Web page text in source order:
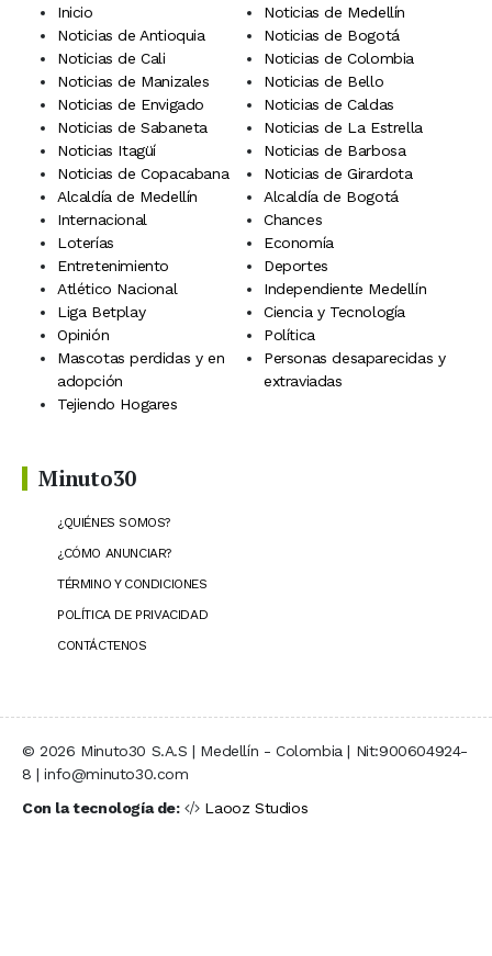
Inicio
Noticias de Medellín
Noticias de Antioquia
Noticias de Bogotá
Noticias de Cali
Noticias de Colombia
Noticias de Manizales
Noticias de Bello
Noticias de Envigado
Noticias de Caldas
Noticias de Sabaneta
Noticias de La Estrella
Noticias Itagüí
Noticias de Barbosa
Noticias de Copacabana
Noticias de Girardota
Alcaldía de Medellín
Alcaldía de Bogotá
Internacional
Chances
Loterías
Economía
Entretenimiento
Deportes
Atlético Nacional
Independiente Medellín
Liga Betplay
Ciencia y Tecnología
Opinión
Política
Mascotas perdidas y en
adopción
Personas desaparecidas y
extraviadas
Tejiendo Hogares
Minuto30
¿QUIÉNES SOMOS?
¿CÓMO ANUNCIAR?
TÉRMINO Y CONDICIONES
POLÍTICA DE PRIVACIDAD
CONTÁCTENOS
© 2026 Minuto30 S.A.S | Medellín - Colombia | Nit:900604924-
8 | info@minuto30.com
Con la tecnología de:
Laooz Studios